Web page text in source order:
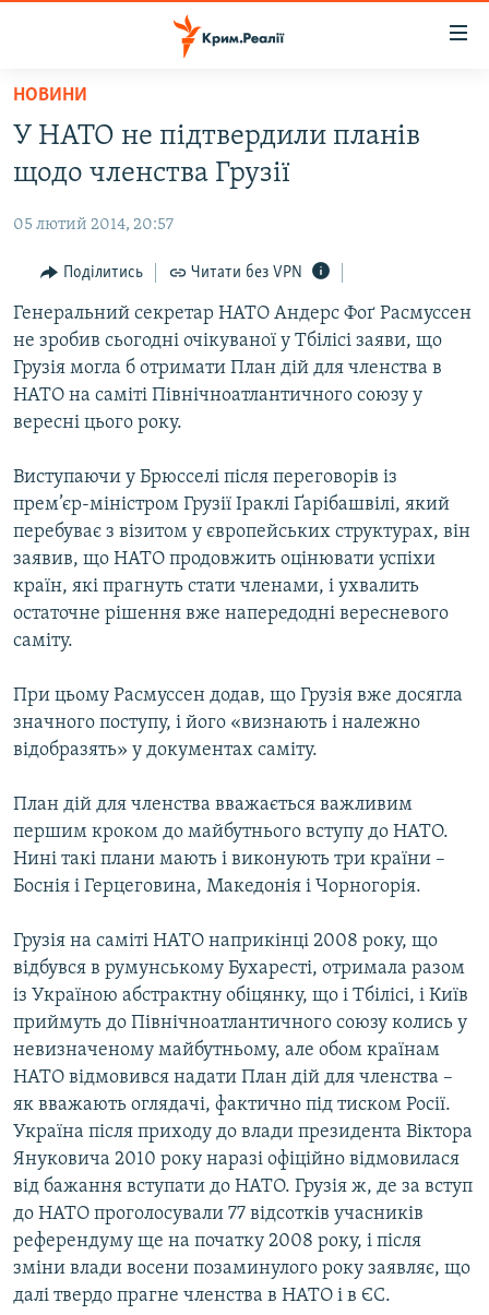
Перейти
основного
матеріалу
до
навігації
Перейти
до
пошуку
ПОЛІТИКА
БЛОГИ
ПОГЛЯД
ІНТЕРВ'Ю
ВСЕ ЗА ДЕНЬ
СПЕЦПРОЕКТИ
ДЕПОРТАЦІЯ
ВІДЕОУРОКИ «ELIFBE»
СВІДЧЕННЯ ОКУПАЦІЇ
УКРАЇНСЬКА ПРОБЛЕМА КРИМУ
ІНФОГРАФІКА
ЯК ОБІЙТИ БЛОКУВАННЯ
Русский
Qırımtatar
Усі сайти RFE/RL
НОВИНИ
У НАТО не підтвердили планів
щодо членства Грузії
05 лютий 2014, 20:57
Поділитись Читати без VPN
Генеральний секретар НАТО Андерс Фоґ Расмуссен
не зробив сьогодні очікуваної у Тбілісі заяви, що
Грузія могла б отримати План дій для членства в
НАТО на саміті Північноатлантичного союзу у
вересні цього року.
Виступаючи у Брюсселі після переговорів із
прем’єр-міністром Грузії Іраклі Ґарібашвілі, який
перебуває з візитом у європейських структурах, він
заявив, що НАТО продовжить оцінювати успіхи
країн, які прагнуть стати членами, і ухвалить
остаточне рішення вже напередодні вересневого
саміту.
При цьому Расмуссен додав, що Грузія вже досягла
значного поступу, і його «визнають і належно
відобразять» у документах саміту.
План дій для членства вважається важливим
першим кроком до майбутнього вступу до НАТО.
Нині такі плани мають і виконують три країни –
Боснія і Герцеговина, Македонія і Чорногорія.
Грузія на саміті НАТО наприкінці 2008 року, що
відбувся в румунському Бухаресті, отримала разом
із Україною абстрактну обіцянку, що і Тбілісі, і Київ
приймуть до Північноатлантичного союзу колись у
невизначеному майбутньому, але обом країнам
НАТО відмовився надати План дій для членства –
як вважають оглядачі, фактично під тиском Росії.
Україна після приходу до влади президента Віктора
Януковича 2010 року наразі офіційно відмовилася
від бажання вступати до НАТО. Грузія ж, де за вступ
до НАТО проголосували 77 відсотків учасників
референдуму ще на початку 2008 року, і після
зміни влади восени позаминулого року заявляє, що
далі твердо прагне членства в НАТО і в ЄС.